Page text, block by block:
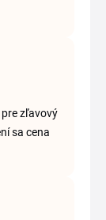
zľavový
sa cena